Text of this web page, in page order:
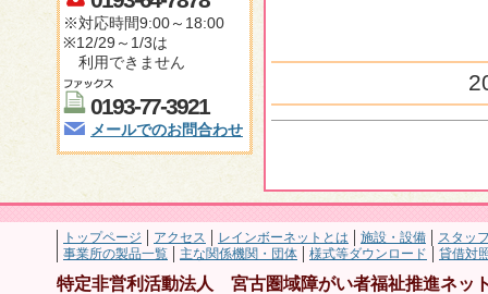
※対応時間9:00～18:00
※12/29～1/3は
利用できません
0193-77-3921
メールでのお問合わせ
トップページ アクセス レインボーネットとは 施設・設備
スタッ
事業所の製品一覧
主な関係機関・団体 様式等ダウンロード 貸借対
特定非営利活動法人 宮古圏域障がい者福祉推進ネッ